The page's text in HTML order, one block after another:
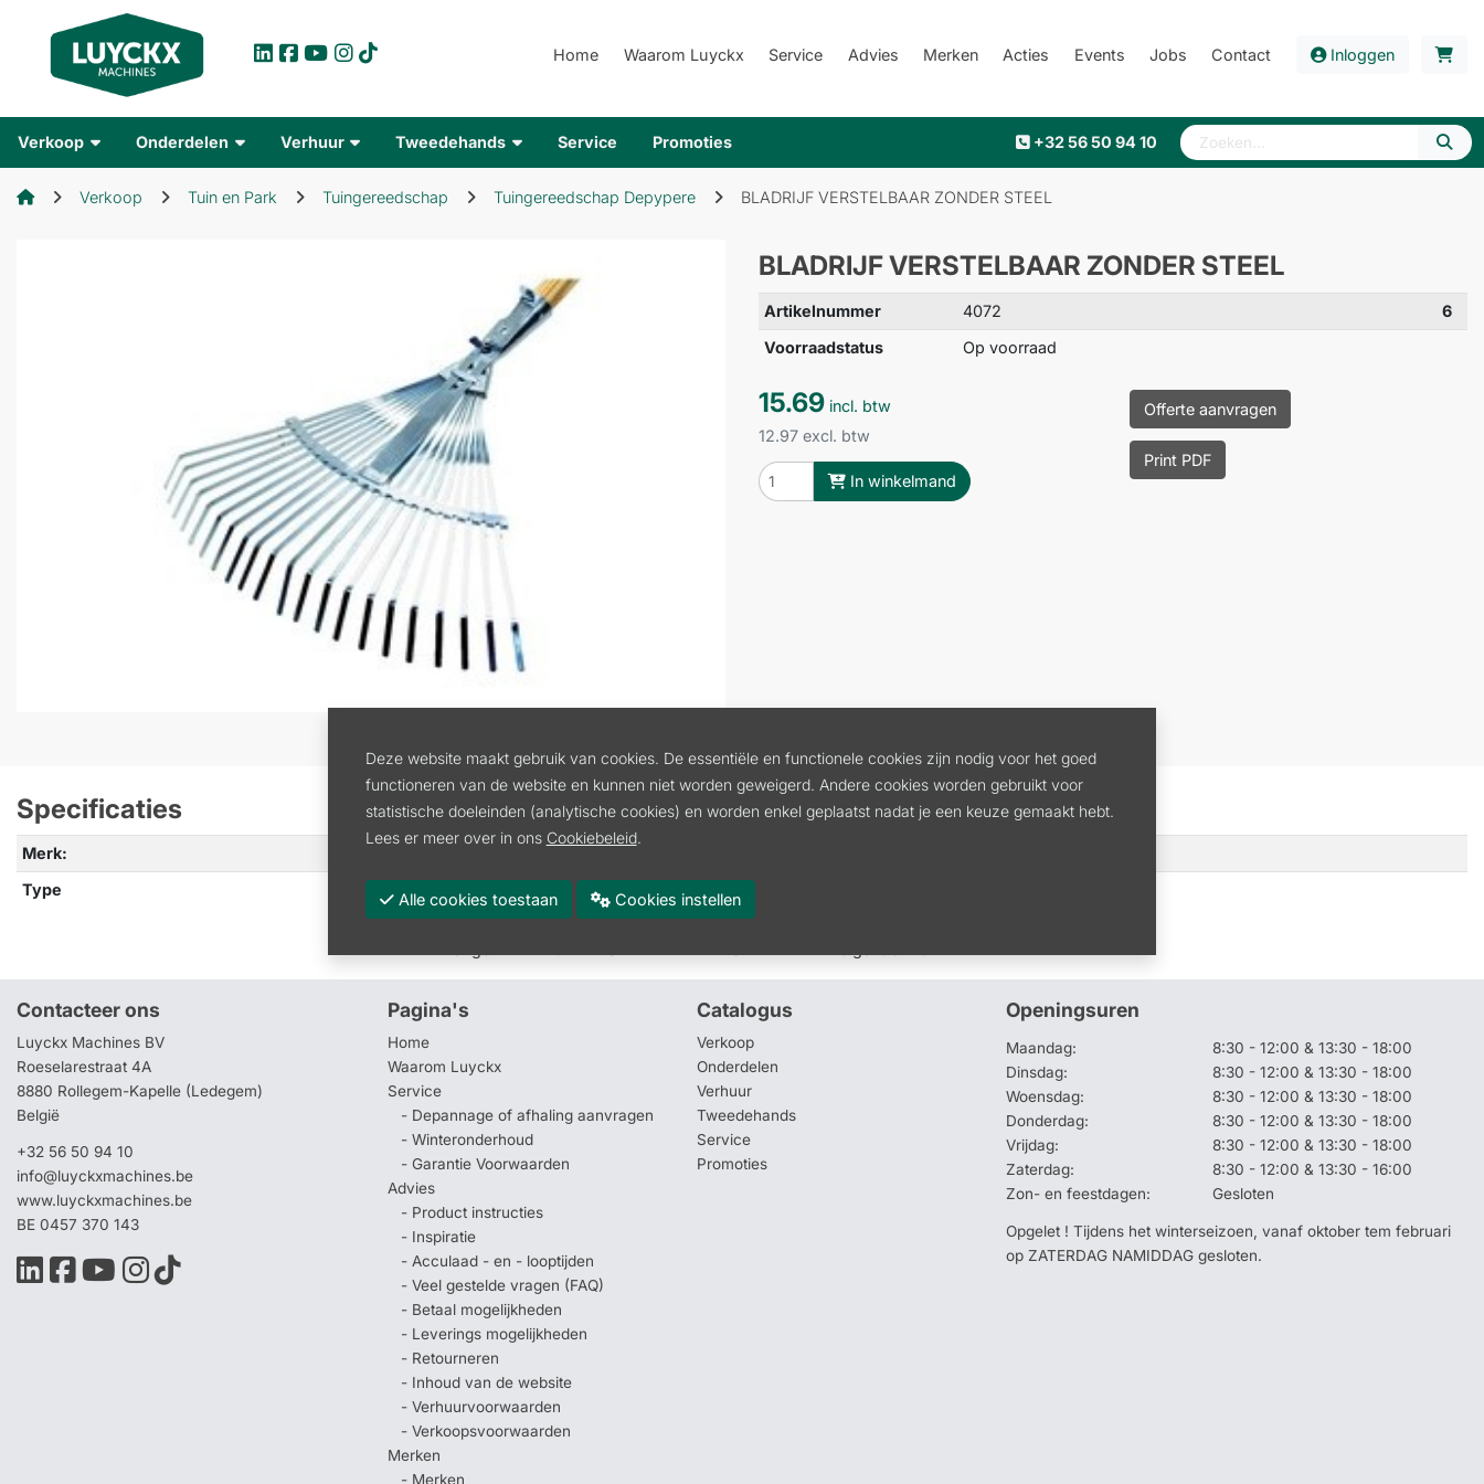
Home Waarom Luyckx Service Advies Merken Acties Events Jobs Contact Inloggen
Verkoop Onderdelen Verhuur Tweedehands Service Promoties +32 56 50 94 10
Verkoop Tuin en Park Tuingereedschap Tuingereedschap Depypere BLADRIJF VERSTELBAAR ZONDER STEEL
BLADRIJF VERSTELBAAR ZONDER STEEL
Artikelnummer 4072
6
Voorraadstatus
Op voorraad
15.69 incl. btw
12.97 excl. btw
In winkelmand
Offerte aanvragen
Print PDF
Specificaties
Merk:
Type
Bladhark
Contacteer ons
Luyckx Machines BV
Roeselarestraat 4A
8880 Rollegem-Kapelle (Ledegem)
België
+32 56 50 94 10
info@luyckxmachines.be
www.luyckxmachines.be
BE 0457 370 143
Pagina's
Home
Waarom Luyckx
Service
- Depannage of afhaling aanvragen
- Winteronderhoud
- Garantie Voorwaarden
Advies
- Product instructies
- Inspiratie
- Acculaad - en - looptijden
- Veel gestelde vragen (FAQ)
- Betaal mogelijkheden
- Leverings mogelijkheden
- Retourneren
- Inhoud van de website
- Verhuurvoorwaarden
- Verkoopsvoorwaarden
Merken
- Merken
Catalogus
Verkoop
Onderdelen
Verhuur
Tweedehands
Service
Promoties
Openingsuren
Maandag:
8:30 - 12:00 & 13:30 - 18:00
Dinsdag:
8:30 - 12:00 & 13:30 - 18:00
Woensdag:
8:30 - 12:00 & 13:30 - 18:00
Donderdag:
8:30 - 12:00 & 13:30 - 18:00
Vrijdag:
8:30 - 12:00 & 13:30 - 18:00
Zaterdag:
8:30 - 12:00 & 13:30 - 16:00
Zon- en feestdagen:
Gesloten
Opgelet ! Tijdens het winterseizoen, vanaf oktober tem februari
op ZATERDAG NAMIDDAG gesloten.
Deze website maakt gebruik van cookies. De essentiële en functionele cookies zijn nodig voor het goed
functioneren van de website en kunnen niet worden geweigerd. Andere cookies worden gebruikt voor
statistische doeleinden (analytische cookies) en worden enkel geplaatst nadat je een keuze gemaakt hebt.
Lees er meer over in ons Cookiebeleid.
Alle cookies toestaan Cookies instellen